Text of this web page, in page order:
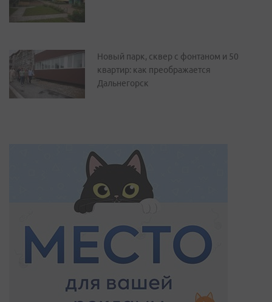
Новый парк, сквер с фонтаном и 50
квартир: как преображается
Дальнегорск